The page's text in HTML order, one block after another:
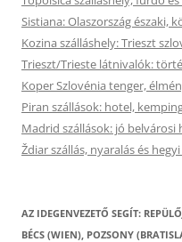
Sistiana: Olaszország északi,
Kozina szálláshely: Trieszt
Trieszt/Trieste látnivalók:
Koper Szlovénia tenger,
Piran szállások: hotel,
Madrid szállások: jó belvárosi
Ždiar szállás, nyaralás és
AZ IDEGENVEZETŐ SEGÍT:
BÉCS (WIEN), POZSONY